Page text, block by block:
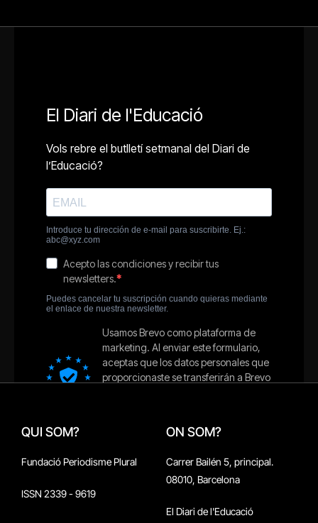
QUI SOM?
Fundació Periodisme Plural
ISSN 2339 - 9619
ON SOM?
Carrer Bailén 5, principal.
08010, Barcelona
El Diari de l'Educació